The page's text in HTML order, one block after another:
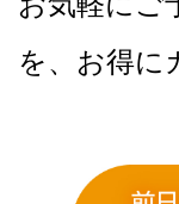
を、お得に